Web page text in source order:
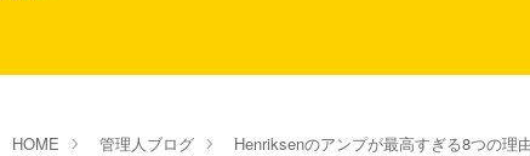
HOME 管理人ブログ Henriksenのアンプが最高すぎる8つの理